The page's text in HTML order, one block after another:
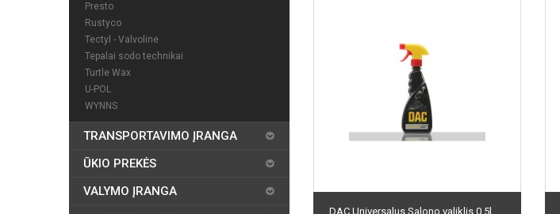
DAC Universalus Salono valiklis 0,5l
Presto
Rustyco
Tectyl - Valvoline
Tepalai sodo technikai
Turtle Wax
U-POL
WYNNS
TRANSPORTAVIMO ĮRANGA
ŪKIO PREKĖS
VALYMO ĮRANGA